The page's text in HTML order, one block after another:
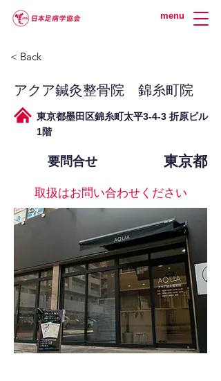
menu
< Back
アクア鍼灸整骨院 錦糸町院
東京都墨田区錦糸町太平3-4-3 折原ビル
1階
要問合せ 東京都
取扱はお問い合わせください